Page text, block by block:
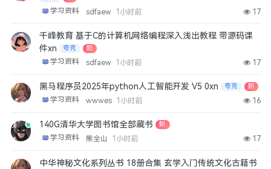
学习资料 sdfaew 1小时前 17
千峰教育 基于C的计算机网络编程深入浅出教程 带源码课
件xn
夸克 新
学习资料 sdfaew 1小时前 17
黑马程序员2025年python人工智能开发 V5 0xn 夸克 新
学习资料 wwwes 1小时前 16
140G清华大学图书馆全部藏书 新
学习资料 熊全山 1小时前 17
中华神秘文化系列丛书 18册合集 玄学入门传统文化古籍书